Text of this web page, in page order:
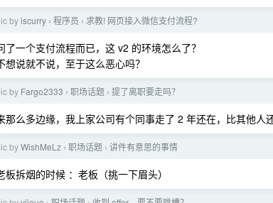
byiscurry › 程序员 › 求教! 网页接入微信支付流程?
了一个支付流程而已，这 v2 的环境怎么了？
想说就不说，至于这么恶心吗？
by Fargo2333 › 职场话题 › 提了离职要走吗？
那么多边缘，我上家公司有个同事走了 2 年还在，比其他人还
byWishMeLz › 职场话题 › 讲件有意思的事情
板拆烟的时候 ：老板（挑一下眉头）